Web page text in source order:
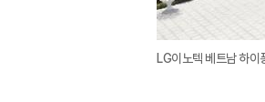
LG이노텍 베트남 하